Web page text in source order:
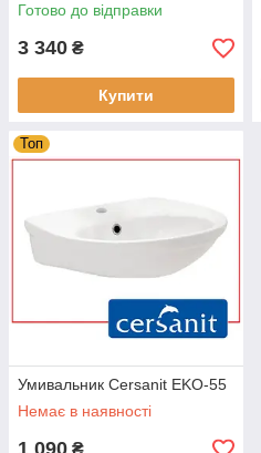
Готово до відправки
3 340 ₴
Купити
Топ
Умивальник Cersanit EKO-55
Немає в наявності
1 090 ₴